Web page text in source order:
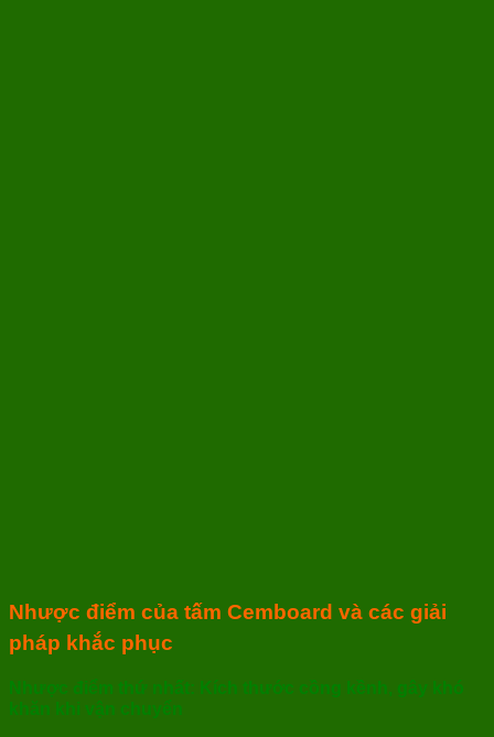
Nhược điểm của tấm Cemboard và các giải
pháp khắc phục
Nhược điểm thứ nhất: Kích thước cồng kềnh, gây khó
khăn khi vận chuyển